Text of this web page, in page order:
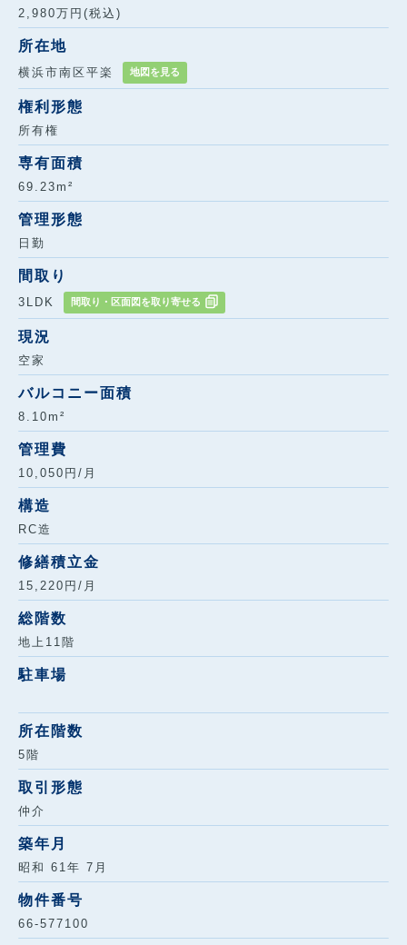
2,980万円(税込)
所在地
横浜市南区平楽 地図を見る
権利形態
所有権
専有面積
69.23m²
管理形態
日勤
間取り
3LDK 間取り・区面図を取り寄せる
現況
空家
バルコニー面積
8.10m²
管理費
10,050円/月
構造
RC造
修繕積立金
15,220円/月
総階数
地上11階
駐車場
所在階数
5階
取引形態
仲介
築年月
昭和 61年 7月
物件番号
66-577100